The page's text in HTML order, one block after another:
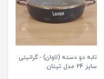
تابه دو دسته (لاوان) - گرانیتی
سایز 24 مدل تیتان